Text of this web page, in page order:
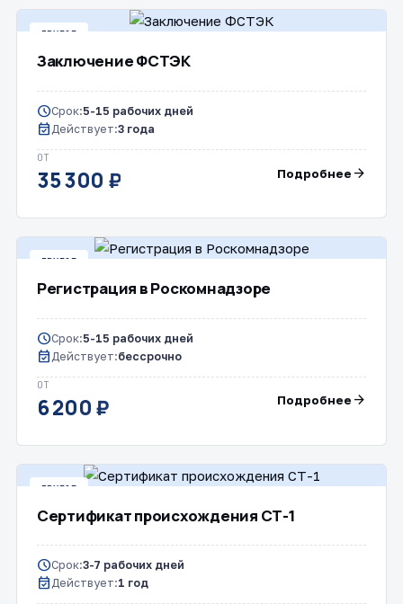
ДРУГОЕ
Заключение ФСТЭК
scheduleСрок:5-15 рабочих дней
event_availableДействует:3 года
ОТ
35 300 ₽ Подробнее arrow_forward
ДРУГОЕ
Регистрация в Роскомнадзоре
scheduleСрок:5-15 рабочих дней
event_available Действует:бессрочно
ОТ
6 200 ₽ Подробнее arrow_forward
ДРУГОЕ
Сертификат происхождения СТ-1
scheduleСрок:3-7 рабочих дней
event_availableДействует:1 год